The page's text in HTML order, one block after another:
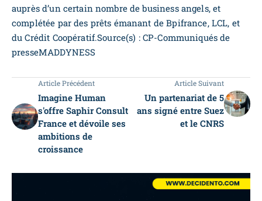
auprès d’un certain nombre de business angels, et
complétée par des prêts émanant de Bpifrance, LCL, et
du Crédit Coopératif.Source(s) : CP-Communiqués de
presseMADDYNESS
Article Précédent
Imagine Human
s'offre Saphir Consult
France et dévoile ses
ambitions de
croissance
Article Suivant
Un partenariat de 5
ans signé entre Suez
et le CNRS